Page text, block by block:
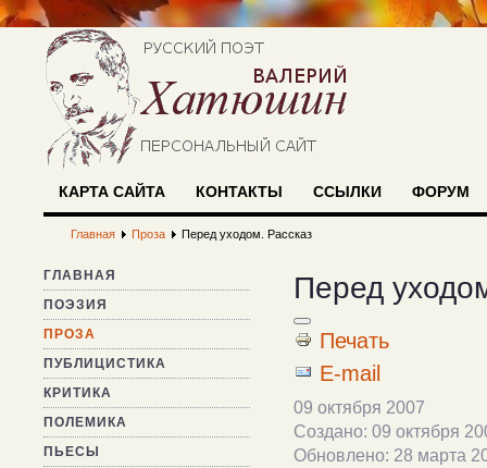
КАРТА САЙТА КОНТАКТЫ ССЫЛКИ ФОРУМ
Главная Проза Перед уходом. Рассказ
ГЛАВНАЯ
ПОЭЗИЯ
ПРОЗА
ПУБЛИЦИСТИКА
КРИТИКА
ПОЛЕМИКА
ПЬЕСЫ
Перед
Печать
E-mail
09 октября 2007
Создано: 09 октября
Обновлено: 28 марта